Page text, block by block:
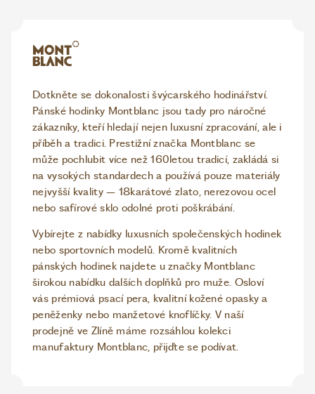
Dotkněte se dokonalosti švýcarského hodinářství.
Pánské hodinky Montblanc jsou tady pro náročné
zákazníky, kteří hledají nejen luxusní zpracování, ale i
příběh a tradici. Prestižní značka Montblanc se
může pochlubit více než 160letou tradicí, zakládá si
na vysokých standardech a používá pouze materiály
nejvyšší kvality – 18karátové zlato, nerezovou ocel
nebo safírové sklo odolné proti poškrábání.
Vybírejte z nabídky luxusních společenských hodinek
nebo sportovních modelů. Kromě kvalitních
pánských hodinek najdete u značky Montblanc
širokou nabídku dalších doplňků pro muže. Osloví
vás prémiová psací pera, kvalitní kožené opasky a
peněženky nebo manžetové knoflíčky. V naší
prodejně ve Zlíně máme rozsáhlou kolekci
manufaktury Montblanc, přijďte se podívat.